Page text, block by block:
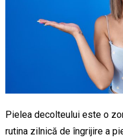
Pielea decolteului este o
rutina zilnică de îngrijire a